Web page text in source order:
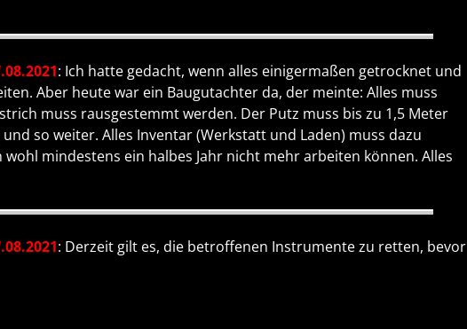
: Ich hatte gedacht, wenn alles einigermaßen getrocknet und
Aber heute war ein Baugutachter da, der meinte: Alles muss
muss rausgestemmt werden. Der Putz muss bis zu 1,5 Meter
so weiter. Alles Inventar (Werkstatt und Laden) muss dazu
mindestens ein halbes Jahr nicht mehr arbeiten können. Alles
: Derzeit gilt es, die betroffenen Instrumente zu retten, bevor